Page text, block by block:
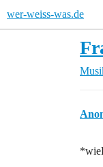
wer-weiss-was.de